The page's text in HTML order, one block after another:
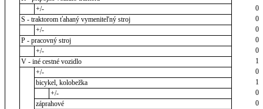
+/-
0
S - traktorom ťahaný vymeniteľný stroj
0
+/-
0
P - pracovný stroj
0
+/-
0
V - iné cestné vozidlo
1
+/-
0
bicykel, kolobežka
1
+/-
0
záprahové
0